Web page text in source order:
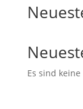
Es sind